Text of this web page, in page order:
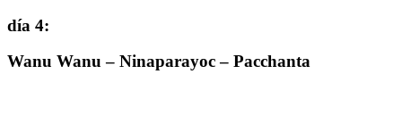
día 4:
Wanu Wanu – Ninaparayoc – Pacchanta